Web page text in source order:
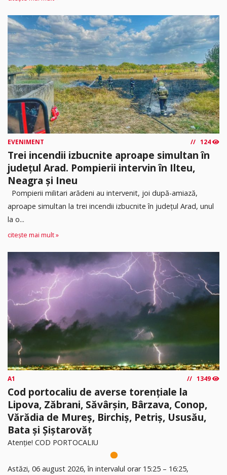
EVENIMENT 124
Trei incendii izbucnite aproape simultan în
județul Arad. Pompierii intervin în Ilteu,
Neagra și Ineu
Pompierii militari arădeni au intervenit, joi după-amiază,
aproape simultan la trei incendii izbucnite în județul Arad, unul
la o...
citește mai mult »
A1 1349
Cod portocaliu de averse torențiale la
Lipova, Zăbrani, Săvârșin, Bârzava, Conop,
Vărădia de Mureș, Birchiș, Petriș, Ususău,
Bata și Șiștarovăț
Atenție! COD PORTOCALIU
Astăzi, 06 august 2026, în intervalul orar 15:25 – 16:25,